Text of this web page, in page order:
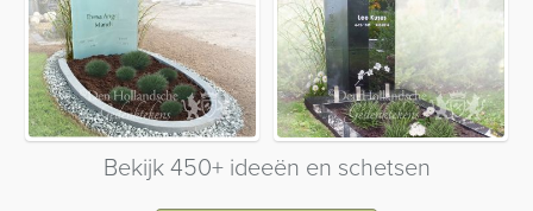
Bekijk 450+ ideeën en schetsen